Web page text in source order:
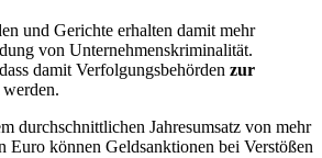
und Gerichte erhalten damit mehr
von Unternehmenskriminalität.
damit Verfolgungsbehörden zur
werden.
durchschnittlichen Jahresumsatz von mehr
Euro können Geldsanktionen bei Verstößen